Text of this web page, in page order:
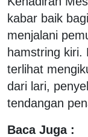
kabar baik
menjalani
hamstring kiri.
terlihat
dari lari,
tendangan
Baca Juga :